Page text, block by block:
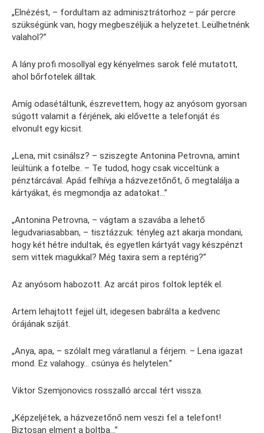
„Elnézést, – fordultam az adminisztrátorhoz – pár percre
szükségünk van, hogy megbeszéljük a helyzetet. Leülhetnénk
valahol?”
A lány profi mosollyal egy kényelmes sarok felé mutatott,
ahol bőrfotelek álltak.
Amíg odasétáltunk, észrevettem, hogy az anyósom gyorsan
súgott valamit a férjének, aki elővette a telefonját és
elvonult egy kicsit.
„Lena, mit csinálsz? – sziszegte Antonina Petrovna, amint
leültünk a fotelbe. – Te tudod, hogy csak vicceltünk a
pénztárcával. Apád felhívja a házvezetőnőt, ő megtalálja a
kártyákat, és megmondja az adatokat…”
„Antonina Petrovna, – vágtam a szavába a lehető
legudvariasabban, – tisztázzuk: tényleg azt akarja mondani,
hogy két hétre indultak, és egyetlen kártyát vagy készpénzt
sem vittek magukkal? Még taxira sem a reptérig?”
Az anyósom habozott. Az arcát piros foltok lepték el.
Artem lehajtott fejjel ült, idegesen babrálta a kedvenc
órájának szíját.
„Anya, apa, – szólalt meg váratlanul a férjem. – Lena igazat
mond. Ez valahogy… csúnya és helytelen.”
Viktor Szemjonovics rosszalló arccal tért vissza.
„Képzeljétek, a házvezetőnő nem veszi fel a telefont!
Biztosan elment a boltba…”